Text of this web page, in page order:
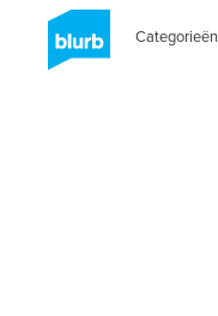
Categorieën